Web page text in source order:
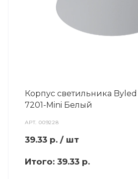
Корпус светильника
7201-Mini Белый
АРТ.009228
39.33 р. / шт
Итого: 39.33 р.